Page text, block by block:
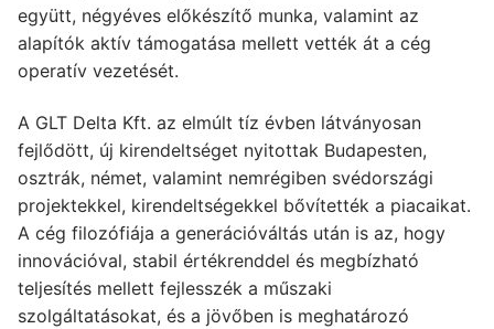
együtt, négyéves előkészítő munka, valamint az
alapítók aktív támogatása mellett vették át a cég
operatív vezetését.
A GLT Delta Kft. az elmúlt tíz évben látványosan
fejlődött, új kirendeltséget nyitottak Budapesten,
osztrák, német, valamint nemrégiben svédországi
projektekkel, kirendeltségekkel bővítették a piacaikat.
A cég filozófiája a generációváltás után is az, hogy
innovációval, stabil értékrenddel és megbízható
teljesítés mellett fejlesszék a műszaki
szolgáltatásokat, és a jövőben is meghatározó